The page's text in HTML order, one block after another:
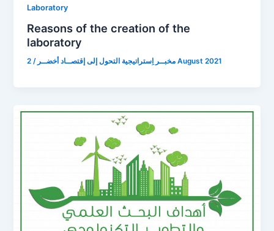
Laboratory
Reasons of the creation of the
laboratory
مخبــر اِستراتيجية التحول إلى إقتصــاد أخضــر/ 2 August 2021